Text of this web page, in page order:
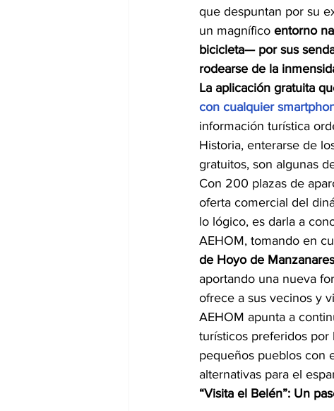
que despuntan por su
un magnífico entorno
bicicleta— por sus
rodearse de la
La aplicación gratuita
con cualquier
información turística
Historia, enterarse de
gratuitos, son algunas
Con 200 plazas de
oferta comercial del
lo lógico, es darla a
AEHOM, tomando en
de Hoyo de Manzanares
aportando una nueva
ofrece a sus vecinos y
AEHOM apunta a
turísticos preferidos por
pequeños pueblos con
alternativas para el
“Visita el Belén”: Un